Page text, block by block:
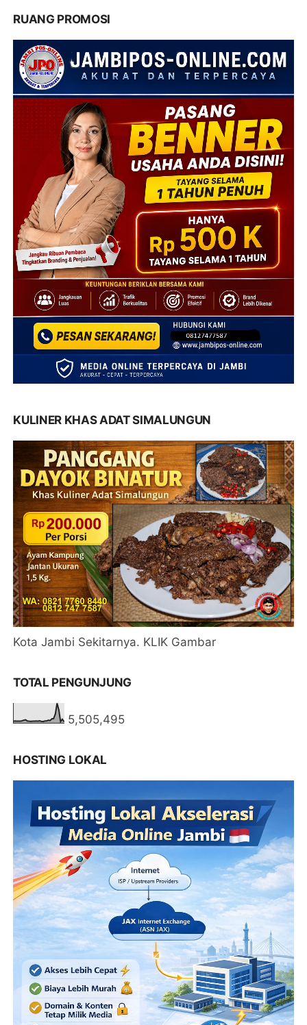
RUANG PROMOSI
KULINER KHAS ADAT SIMALUNGUN
Kota Jambi Sekitarnya. KLIK Gambar
TOTAL PENGUNJUNG
5,505,495
HOSTING LOKAL